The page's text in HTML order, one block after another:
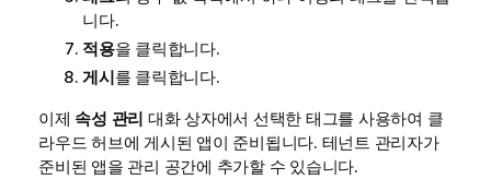
니다.
적용을 클릭합니다.
게시를 클릭합니다.
이제 속성 관리 대화 상자에서 선택한 태그를 사용하여 클
라우드 허브에 게시된 앱이 준비됩니다. 테넌트 관리자가
준비된 앱을 관리 공간에 추가할 수 있습니다.